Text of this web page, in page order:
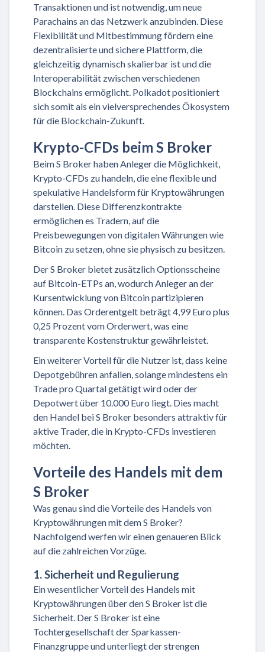
Transaktionen und ist notwendig, um neue
Parachains an das Netzwerk anzubinden. Diese
Flexibilität und Mitbestimmung fördern eine
dezentralisierte und sichere Plattform, die
gleichzeitig dynamisch skalierbar ist und die
Interoperabilität zwischen verschiedenen
Blockchains ermöglicht. Polkadot positioniert
sich somit als ein vielversprechendes Ökosystem
für die Blockchain-Zukunft.
Krypto-CFDs beim S Broker
Beim S Broker haben Anleger die Möglichkeit,
Krypto-CFDs zu handeln, die eine flexible und
spekulative Handelsform für Kryptowährungen
darstellen. Diese Differenzkontrakte
ermöglichen es Tradern, auf die
Preisbewegungen von digitalen Währungen wie
Bitcoin zu setzen, ohne sie physisch zu besitzen.
Der S Broker bietet zusätzlich Optionsscheine
auf Bitcoin-ETPs an, wodurch Anleger an der
Kursentwicklung von Bitcoin partizipieren
können. Das Orderentgelt beträgt 4,99 Euro plus
0,25 Prozent vom Orderwert, was eine
transparente Kostenstruktur gewährleistet.
Ein weiterer Vorteil für die Nutzer ist, dass keine
Depotgebühren anfallen, solange mindestens ein
Trade pro Quartal getätigt wird oder der
Depotwert über 10.000 Euro liegt. Dies macht
den Handel bei S Broker besonders attraktiv für
aktive Trader, die in Krypto-CFDs investieren
möchten.
Vorteile des Handels mit dem
S Broker
Was genau sind die Vorteile des Handels von
Kryptowährungen mit dem S Broker?
Nachfolgend werfen wir einen genaueren Blick
auf die zahlreichen Vorzüge.
1. Sicherheit und Regulierung
Ein wesentlicher Vorteil des Handels mit
Kryptowährungen über den S Broker ist die
Sicherheit. Der S Broker ist eine
Tochtergesellschaft der Sparkassen-
Finanzgruppe und unterliegt der strengen